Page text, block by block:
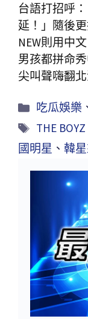
台語打招呼
延！」隨後
NEW則用中
男孩都拼命
尖叫聲嗨翻
吃瓜娛樂
THE BOYZ
國明星 、 韓